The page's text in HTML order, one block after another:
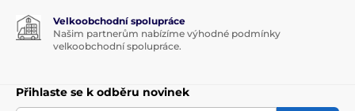
Velkoobchodní spolupráce
Našim partnerům nabízíme výhodné podmínky
velkoobchodní spolupráce.
Přihlaste se k odběru novinek